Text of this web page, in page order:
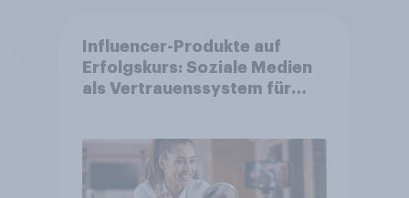
Influencer-Produkte auf
Erfolgskurs: Soziale Medien
als Vertrauenssystem für